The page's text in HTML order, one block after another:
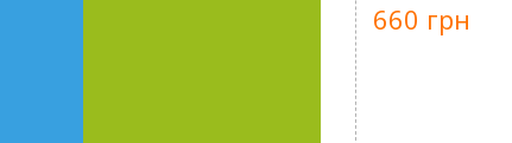
660 грн